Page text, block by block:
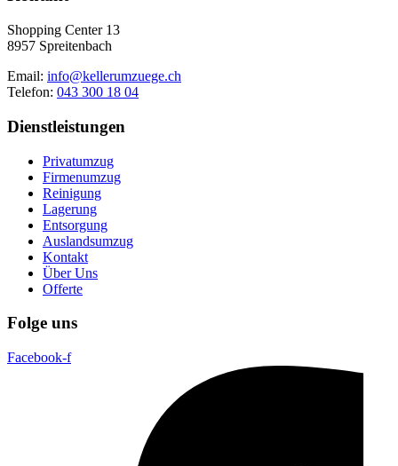
Shopping Center 13
8957 Spreitenbach
Email: info@kellerumzuege.ch
Telefon: 043 300 18 04
Dienstleistungen
Privatumzug
Firmenumzug
Reinigung
Lagerung
Entsorgung
Auslandsumzug
Kontakt
Über Uns
Offerte
Folge uns
Facebook-f